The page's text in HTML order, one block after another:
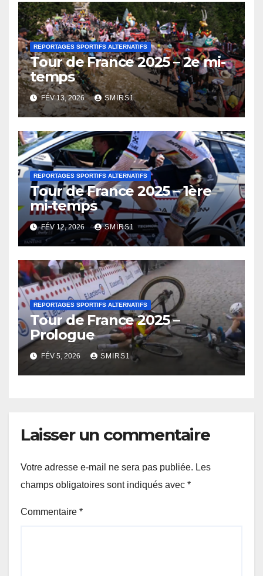
REPORTAGES SPORTIFS ALTERNATIFS
Tour de France 2025 – 2e mi-
temps
FÉV 13, 2026 SMIRS1
REPORTAGES SPORTIFS ALTERNATIFS
Tour de France 2025 – 1ère
mi-temps
FÉV 12, 2026 SMIRS1
REPORTAGES SPORTIFS ALTERNATIFS
Tour de France 2025 –
Prologue
FÉV 5, 2026 SMIRS1
Laisser un commentaire
Votre adresse e-mail ne sera pas publiée. Les
champs obligatoires sont indiqués avec *
Commentaire *